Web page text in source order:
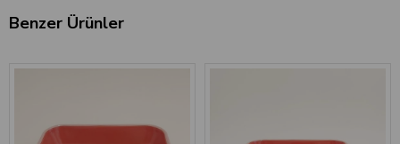
Benzer Ürünler